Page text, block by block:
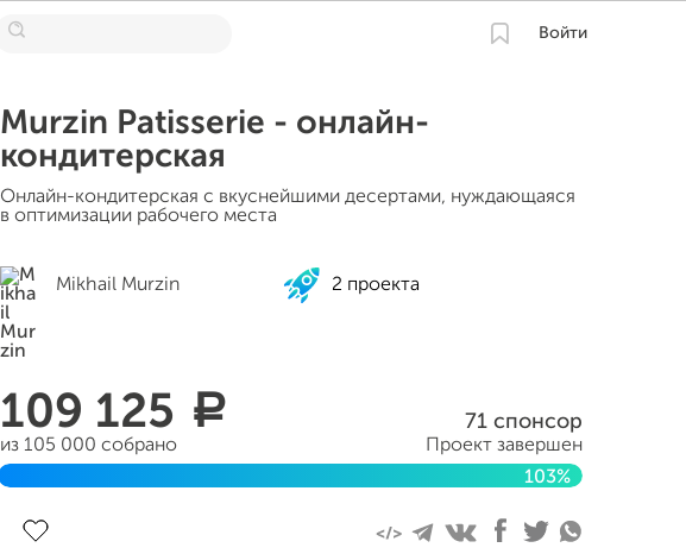
Войти
Murzin Patisserie - онлайн-
кондитерская
Онлайн-кондитерская с вкуснейшими десертами, нуждающаяся
в оптимизации рабочего места
Mikhail Murzin 2 проекта
109 125 a
из 105 000 собрано
71 спонсор
Проект завершен
103%